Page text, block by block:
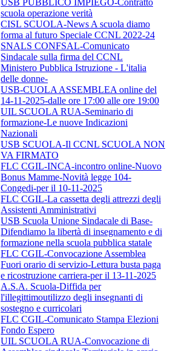
USB PUBBLICO IMPIEGO-Contratto
scuola operazione verità
CISL SCUOLA-News A scuola diamo
forma al futuro Speciale CCNL 2022-24
SNALS CONFSAL-Comunicato
Sindacale sulla firma del CCNL
Ministero Pubblica Istruzione - L'italia
delle donne-
USB-CUOLA ASSEMBLEA online del
14-11-2025-dalle ore 17:00 alle ore 19:00
UIL SCUOLA RUA-Seminario di
formazione-Le nuove Indicazioni
Nazionali
USB SCUOLA-Il CCNL SCUOLA NON
VA FIRMATO
FLC CGIL-INCA-incontro online-Nuovo
Bonus Mamme-Novità legge 104-
Congedi-per il 10-11-2025
FLC CGIL-La cassetta degli attrezzi degli
Assistenti Amministrativi
USB Scuola Unione Sindacale di Base-
Difendiamo la libertà di insegnamento e di
formazione nella scuola pubblica statale
FLC CGIL-Convocazione Assemblea
Fuori orario di servizio-Lettura busta paga
e ricostruzione carriera-per il 13-11-2025
A.S.A. Scuola-Diffida per
l'illegittimoutilizzo degli insegnanti di
sostegno e curricolari
FLC CGIL-Comunicato Stampa Elezioni
Fondo Espero
UIL SCUOLA RUA-Convocazione di